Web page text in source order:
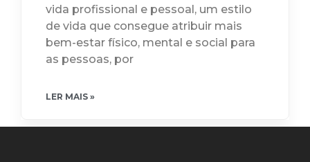
vida profissional e pessoal, um estilo
de vida que consegue atribuir mais
bem-estar físico, mental e social para
as pessoas, por
LER MAIS »